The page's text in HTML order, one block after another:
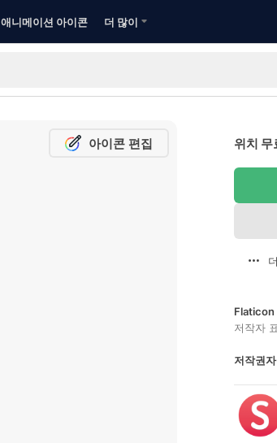
애니메이션 아이콘 더 많이
아이콘 편집 위치 무
Flaticon
저작자
저작권